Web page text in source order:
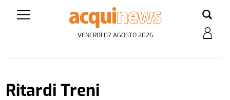
VENERDÌ 07 AGOSTO 2026
Ritardi Treni